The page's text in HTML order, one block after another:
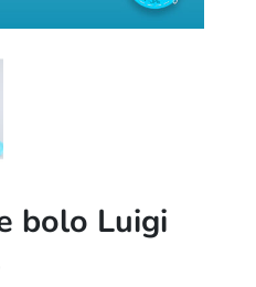
bolo Luigi